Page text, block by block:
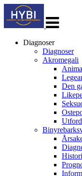
navigasjon
Diagnoser
Diagnoser
Akromegali
Den